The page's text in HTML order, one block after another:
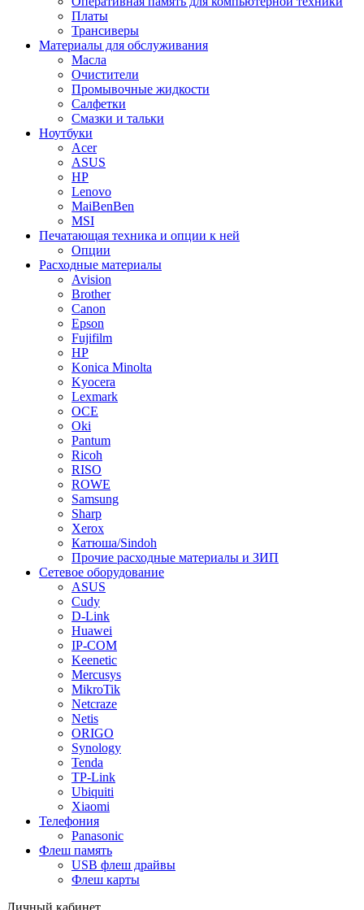
Платы
Трансиверы
Материалы для обслуживания
Масла
Очистители
Промывочные жидкости
Салфетки
Смазки и тальки
Ноутбуки
Acer
ASUS
HP
Lenovo
MaiBenBen
MSI
Печатающая техника и опции к ней
Опции
Расходные материалы
Avision
Brother
Canon
Epson
Fujifilm
HP
Konica Minolta
Kyocera
Lexmark
OCE
Oki
Pantum
Ricoh
RISO
ROWE
Samsung
Sharp
Xerox
Катюша/Sindoh
Прочие расходные материалы и ЗИП
Сетевое оборудование
ASUS
Cudy
D-Link
Huawei
IP-COM
Keenetic
Mercusys
MikroTik
Netcraze
Netis
ORIGO
Synology
Tenda
TP-Link
Ubiquiti
Xiaomi
Телефония
Panasonic
Флеш память
USB флеш драйвы
Флеш карты
Личный кабинет